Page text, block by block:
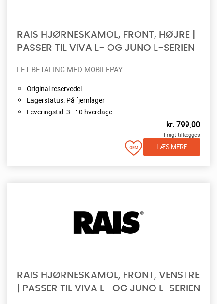
RAIS HJØRNESKAMOL, FRONT, HØJRE |
PASSER TIL VIVA L- OG JUNO L-SERIEN
LET BETALING MED MOBILEPAY
Original reservedel
Lagerstatus: På fjernlager
Leveringstid: 3 - 10 hverdage
kr.799,00
Fragt tillægges
LÆS MERE
RAIS HJØRNESKAMOL, FRONT, VENSTRE
| PASSER TIL VIVA L- OG JUNO L-SERIEN